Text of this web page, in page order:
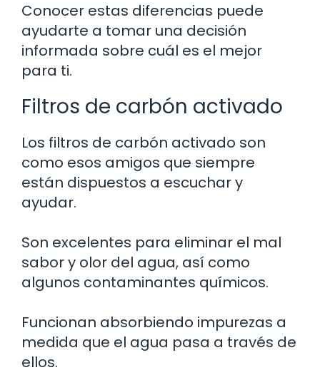
Conocer estas diferencias puede
ayudarte a tomar una decisión
informada sobre cuál es el mejor
para ti.
Filtros de carbón activado
Los filtros de carbón activado son
como esos amigos que siempre
están dispuestos a escuchar y
ayudar.
Son excelentes para eliminar el mal
sabor y olor del agua, así como
algunos contaminantes químicos.
Funcionan absorbiendo impurezas a
medida que el agua pasa a través de
ellos.